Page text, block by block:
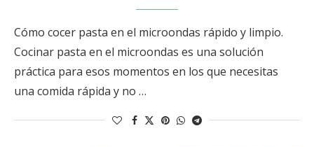
Cómo cocer pasta en el microondas rápido y limpio.
Cocinar pasta en el microondas es una solución
práctica para esos momentos en los que necesitas
una comida rápida y no …